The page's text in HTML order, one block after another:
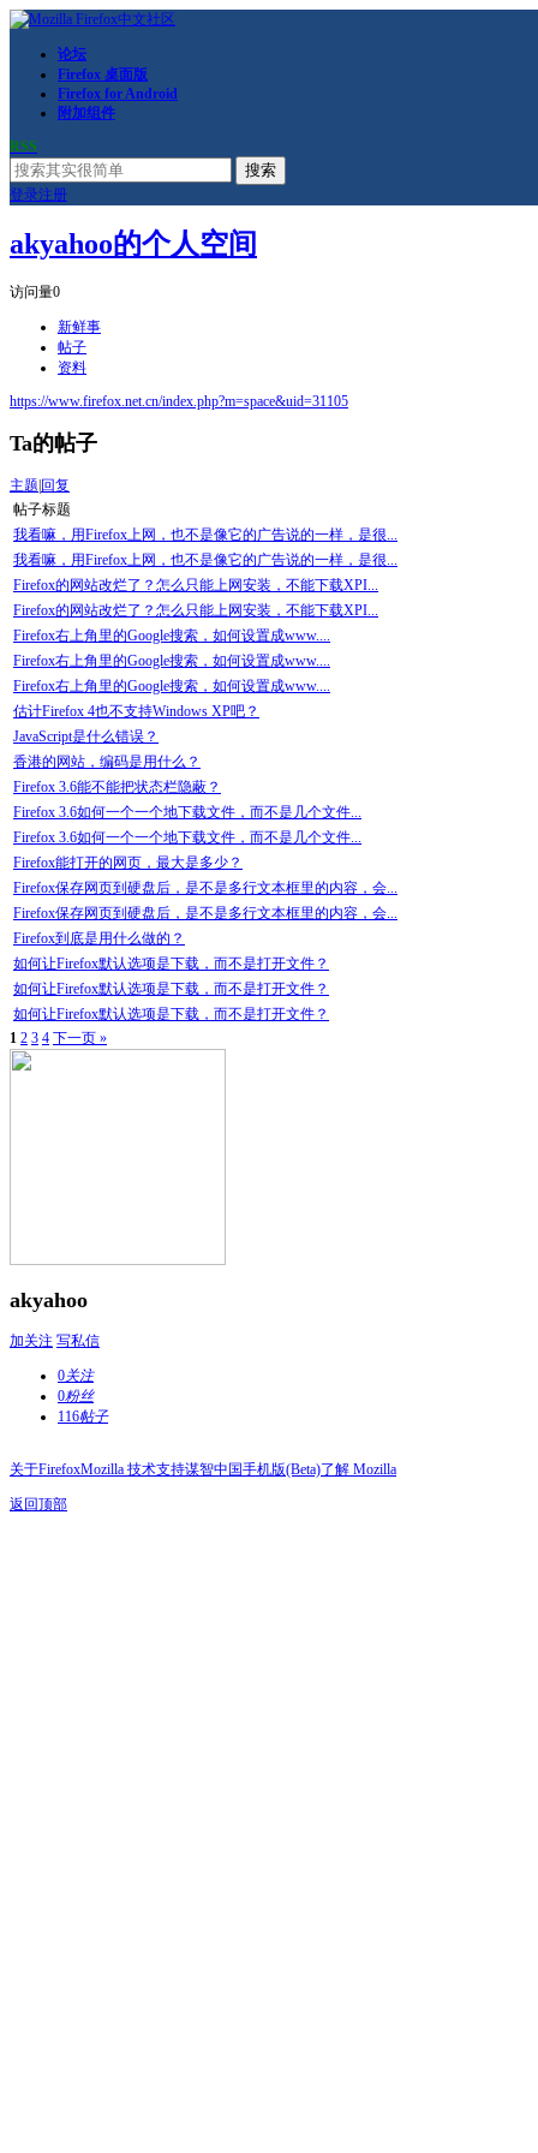
论坛
Firefox 桌面版
Firefox for Android
附加组件
RSS
搜索
登录注册
akyahoo的个人空间
访问量0
新鲜事
帖子
资料
https://www.firefox.net.cn/index.php?m=space&uid=31105
Ta的帖子
主题 回复
帖子标题
我看嘛，用Firefox上网，也不是像它的广告说的一样，是很...
我看嘛，用Firefox上网，也不是像它的广告说的一样，是很...
Firefox的网站改烂了？怎么只能上网安装，不能下载XPI...
Firefox的网站改烂了？怎么只能上网安装，不能下载XPI...
Firefox右上角里的Google搜索，如何设置成www....
Firefox右上角里的Google搜索，如何设置成www....
Firefox右上角里的Google搜索，如何设置成www....
估计Firefox 4也不支持Windows XP吧？
JavaScript是什么错误？
香港的网站，编码是用什么？
Firefox 3.6能不能把状态栏隐蔽？
Firefox 3.6如何一个一个地下载文件，而不是几个文件...
Firefox 3.6如何一个一个地下载文件，而不是几个文件...
Firefox能打开的网页，最大是多少？
Firefox保存网页到硬盘后，是不是多行文本框里的内容，会...
Firefox保存网页到硬盘后，是不是多行文本框里的内容，会...
Firefox到底是用什么做的？
如何让Firefox默认选项是下载，而不是打开文件？
如何让Firefox默认选项是下载，而不是打开文件？
如何让Firefox默认选项是下载，而不是打开文件？
1 2 3 4 下一页 »
akyahoo
加关注 写私信
0关注
0粉丝
116帖子
关于FirefoxMozilla 技术支持谋智中国手机版(Beta)了解 Mozilla
返回顶部